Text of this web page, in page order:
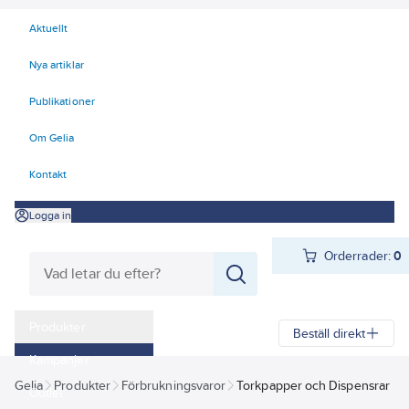
Aktuellt
Nya artiklar
Publikationer
Om Gelia
Kontakt
Logga in
Orderrader:0
Kampanjer
Outlet
Beställ direkt
Gelia Produkter Förbrukningsvaror Torkpapper och Dispensrar